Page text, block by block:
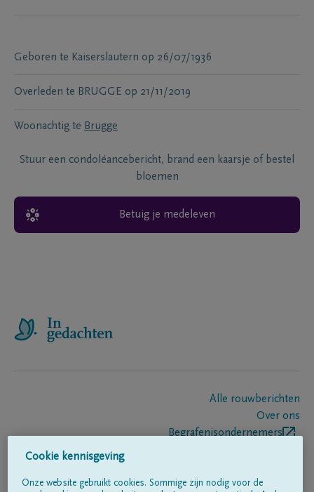
Geboren te Kaiserslautern op 26/07/1936
Overleden te BRUGGE op 21/11/2019
Woonachtig te Brugge
Stuur een condoléancebericht, brand een kaarsje of bestel
bloemen
Betuig je medeleven
Alle rouwberichten
Over ons
Begrafenisondernemers
Cookie kennisgeving
Onze website gebruikt cookies. Sommige zijn nodig voor de